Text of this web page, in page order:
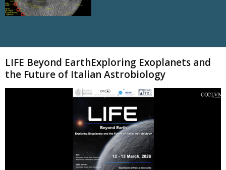
LIFE Beyond EarthExploring Exoplanets and
the Future of Italian Astrobiology